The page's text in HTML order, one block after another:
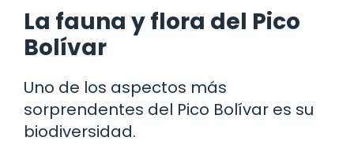
La fauna y flora del Pico
Bolívar
Uno de los aspectos más
sorprendentes del Pico Bolívar es su
biodiversidad.